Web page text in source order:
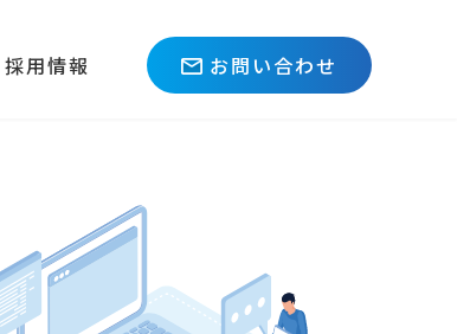
採用情報 お問い合わせ